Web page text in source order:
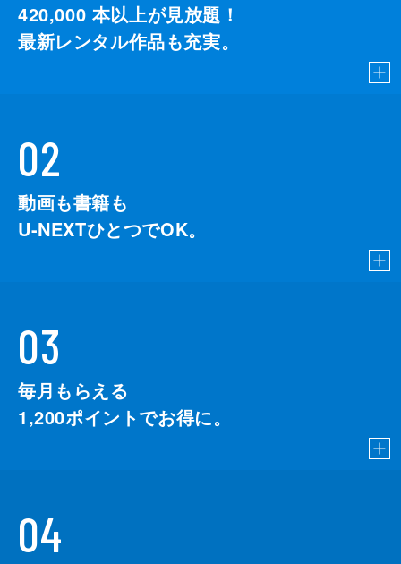
420,000 本以上が見放題！
最新レンタル作品も充実。
02
動画も書籍も
U-NEXTひとつでOK。
03
毎月もらえる
1,200ポイントでお得に。
04